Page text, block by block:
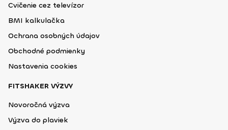
Cvičenie cez televízor
BMI kalkulačka
Ochrana osobných údajov
Obchodné podmienky
Nastavenia cookies
FITSHAKER VÝZVY
Novoročná výzva
Výzva do plaviek